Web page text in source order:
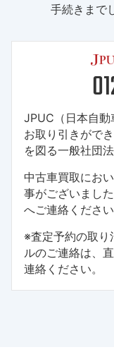
手続きまで
JPUC（日本自動
お取り引きがで
を図る一般社団法
中古車買取にお
事がございまし
へご連絡ください
※査定予約の取り
ルのご連絡は、
連絡ください。